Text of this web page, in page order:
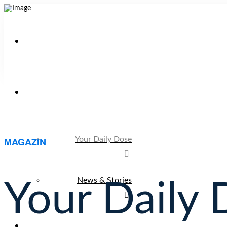
Your Daily Dose
News & Stories
MAGAZIN
Your Daily